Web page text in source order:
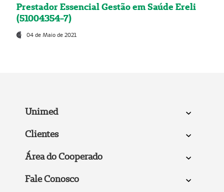
Prestador Essencial Gestão em Saúde Ereli
(51004354-7)
04 de Maio de 2021
Unimed
Clientes
Área do Cooperado
Fale Conosco